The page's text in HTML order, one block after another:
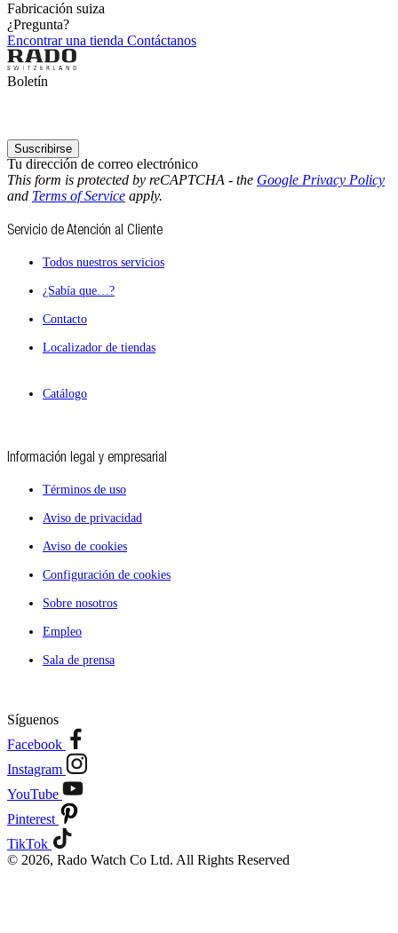
Fabricación suiza
¿Pregunta?
Encontrar una tienda Contáctanos
Boletín
Tu dirección de correo electrónico
Suscribirse
This form is protected by reCAPTCHA - the Google Privacy Policy
and Terms of Service apply.
Servicio de Atención al Cliente
Todos nuestros servicios
¿Sabía que…?
Contacto
Localizador de tiendas
Catálogo
Información legal y empresarial
Términos de uso
Aviso de privacidad
Aviso de cookies
Configuración de cookies
Sobre nosotros
Empleo
Sala de prensa
Síguenos
Facebook
Instagram
YouTube
Pinterest
TikTok
© 2026, Rado Watch Co Ltd. All Rights Reserved